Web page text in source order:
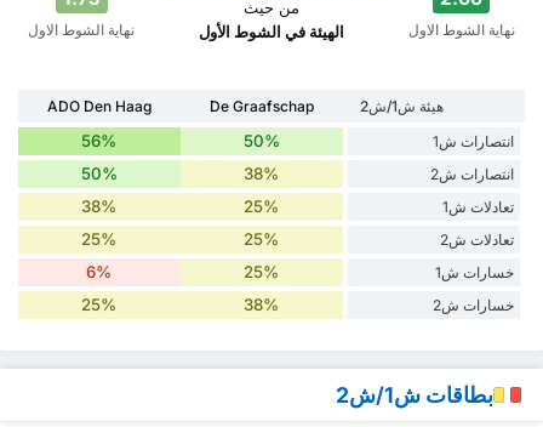
نهاية الشوط الاول
من حيث
‏الهيئة في الشوط الأول
نهاية الشوط الاول
هيئة ش1/ش2 De Graafschap
ADO Den Haag
انتصارات ش1
50%
56%
انتصارات ش2 38%
50%
تعادلات ش1 25%
38%
تعادلات ش2 25%
25%
خسارات ش1 25%
6%
خسارات ش2 38%
25%
بطاقات ش1/ش2